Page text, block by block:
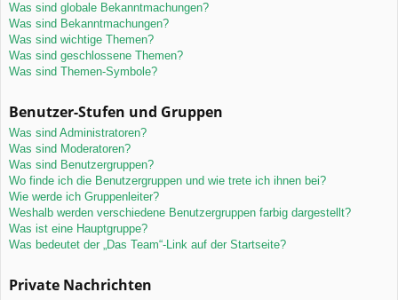
Was sind globale Bekanntmachungen?
Was sind Bekanntmachungen?
Was sind wichtige Themen?
Was sind geschlossene Themen?
Was sind Themen-Symbole?
Benutzer-Stufen und Gruppen
Was sind Administratoren?
Was sind Moderatoren?
Was sind Benutzergruppen?
Wo finde ich die Benutzergruppen und wie trete ich ihnen bei?
Wie werde ich Gruppenleiter?
Weshalb werden verschiedene Benutzergruppen farbig dargestellt?
Was ist eine Hauptgruppe?
Was bedeutet der „Das Team“-Link auf der Startseite?
Private Nachrichten